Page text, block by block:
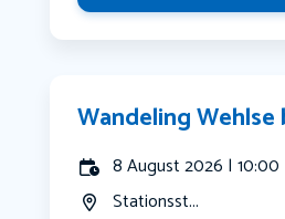
Wandeling Wehlse
8 August 2026 | 10:00
Stationsst...